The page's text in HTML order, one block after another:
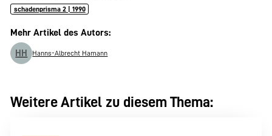
schadenprisma 2 | 1990
Mehr Artikel des Autors:
HH Hanns-Albrecht Hamann
Weitere Artikel zu diesem Thema: